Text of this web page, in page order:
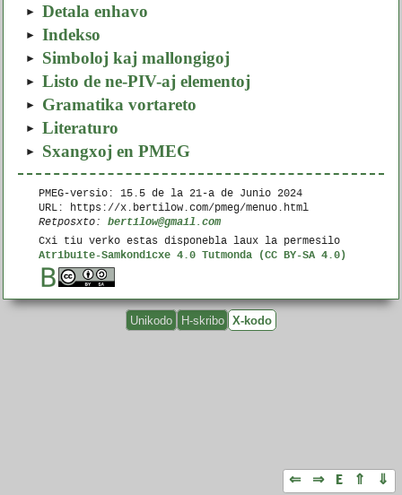
Detala enhavo
Indekso
Simboloj kaj mallongigoj
Listo de ne-PIV-aj elementoj
Gramatika vortareto
Literaturo
Sxangxoj en PMEG
PMEG-versio: 15.5 de la 21-a de Junio 2024
URL: https://x.bertilow.com/pmeg/menuo.html
Retposxto:bertilow@gmail.com
Cxi tiu verko estas disponebla laux la permesilo
Atribuite-Samkondicxe 4.0 Tutmonda (CC BY-SA 4.0)
Unikodo H-skribo X-kodo
⇐ ⇒ E ⇑ ⇓